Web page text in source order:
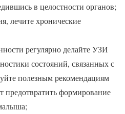
в целостности органов;
лечите хронические
регулярно делайте УЗИ
состояний, связанных с
полезным рекомендациям
предотвратить формирование